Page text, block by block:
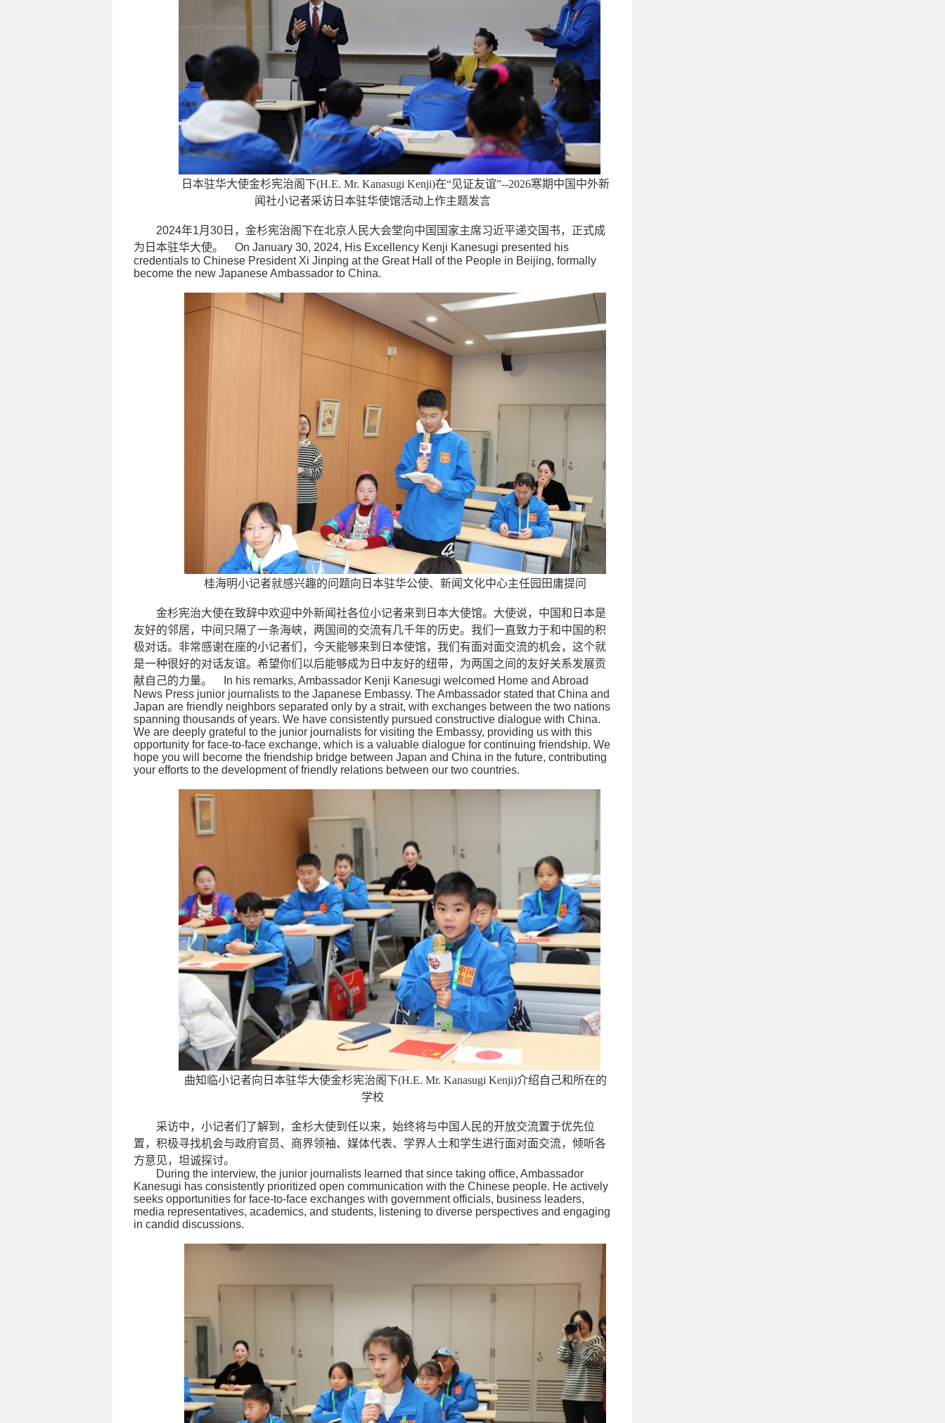
日本驻华大使金杉宪治阁下(H.E. Mr. Kanasugi Kenji)在“见证友谊”--2026寒期中国中外新
闻社小记者采访日本驻华使馆活动上作主题发言
2024年1月30日，金杉宪治阁下在北京人民大会堂向中国国家主席习近平递交国书，正式成
为日本驻华大使。 On January 30, 2024, His Excellency Kenji Kanesugi presented his
credentials to Chinese President Xi Jinping at the Great Hall of the People in Beijing, formally
become the new Japanese Ambassador to China.
桂海明小记者就感兴趣的问题向日本驻华公使、新闻文化中心主任园田庸提问
金杉宪治大使在致辞中欢迎中外新闻社各位小记者来到日本大使馆。大使说，中国和日本是
友好的邻居，中间只隔了一条海峡，两国间的交流有几千年的历史。我们一直致力于和中国的积
极对话。非常感谢在座的小记者们，今天能够来到日本使馆，我们有面对面交流的机会，这个就
是一种很好的对话友谊。希望你们以后能够成为日中友好的纽带，为两国之间的友好关系发展贡
献自己的力量。 In his remarks, Ambassador Kenji Kanesugi welcomed Home and Abroad
News Press junior journalists to the Japanese Embassy. The Ambassador stated that China and
Japan are friendly neighbors separated only by a strait, with exchanges between the two nations
spanning thousands of years. We have consistently pursued constructive dialogue with China.
We are deeply grateful to the junior journalists for visiting the Embassy, providing us with this
opportunity for face-to-face exchange, which is a valuable dialogue for continuing friendship. We
hope you will become the friendship bridge between Japan and China in the future, contributing
your efforts to the development of friendly relations between our two countries.
曲知临小记者向日本驻华大使金杉宪治阁下(H.E. Mr. Kanasugi Kenji)介绍自己和所在的
学校
采访中，小记者们了解到，金杉大使到任以来，始终将与中国人民的开放交流置于优先位
置，积极寻找机会与政府官员、商界领袖、媒体代表、学界人士和学生进行面对面交流，倾听各
方意见，坦诚探讨。
During the interview, the junior journalists learned that since taking office, Ambassador
Kanesugi has consistently prioritized open communication with the Chinese people. He actively
seeks opportunities for face-to-face exchanges with government officials, business leaders,
media representatives, academics, and students, listening to diverse perspectives and engaging
in candid discussions.